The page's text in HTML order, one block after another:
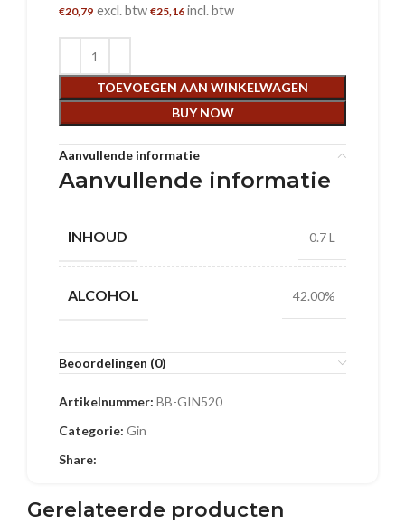
€20,79 excl. btw €25,16 incl. btw
TOEVOEGEN AAN WINKELWAGEN
BUY NOW
Aanvullende informatie
Aanvullende informatie
INHOUD 0.7 L
ALCOHOL 42.00%
Beoordelingen (0)
Artikelnummer: BB-GIN520
Categorie: Gin
Share:
Gerelateerde producten